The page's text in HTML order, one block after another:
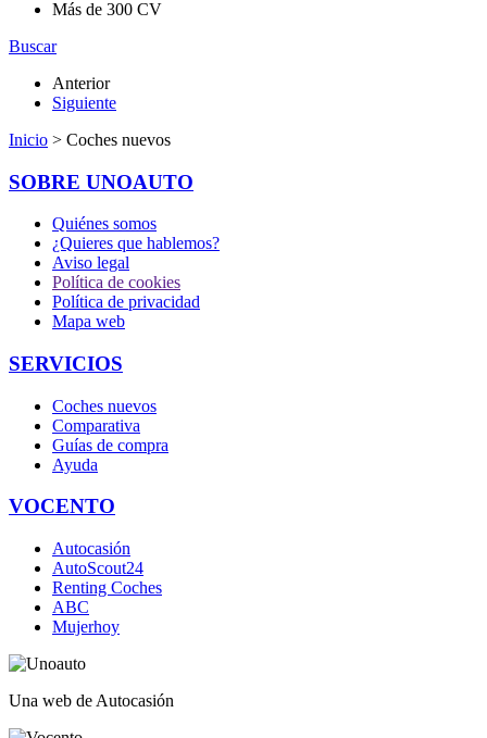
Más de 300 CV
Buscar
Anterior
Siguiente
Inicio > Coches nuevos
SOBRE UNOAUTO
Quiénes somos
¿Quieres que hablemos?
Aviso legal
Política de cookies
Política de privacidad
Mapa web
SERVICIOS
Coches nuevos
Comparativa
Guías de compra
Ayuda
VOCENTO
Autocasión
AutoScout24
Renting Coches
ABC
Mujerhoy
Una web de Autocasión